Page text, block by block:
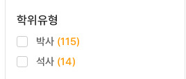
학위유형
박사 (115)
석사 (14)